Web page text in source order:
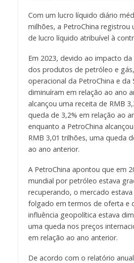
Com um lucro líquido diário
milhões, a PetroChina registrou
de lucro líquido atribuível à
Em 2023, devido ao impacto
dos produtos de petróleo e
operacional da PetroChina e da
diminuíram em relação ao ano
alcançou uma receita de RMB
queda de 3,2% em relação ao
enquanto a PetroChina
RMB 3,01 trilhões, uma queda
ao ano anterior.
A PetroChina apontou que em
mundial por petróleo estava
recuperando, o mercado
folgado em termos de oferta e
influência geopolítica estava
uma queda nos preços
em relação ao ano anterior.
De acordo com o relatório